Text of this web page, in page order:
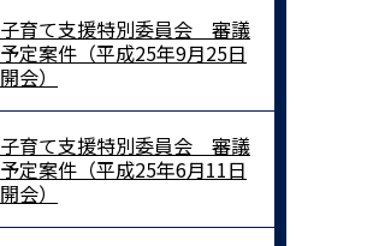
子育て支援特別委員会 審議
予定案件（平成25年9月25日
開会）
子育て支援特別委員会 審議
予定案件（平成25年6月11日
開会）